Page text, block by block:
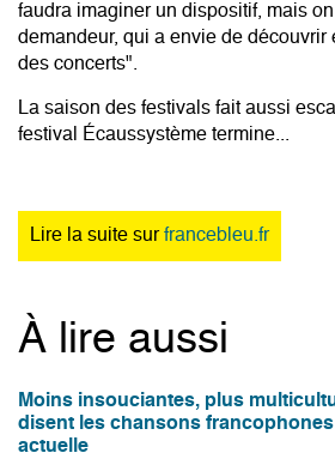
faudra imaginer un dispositif, mais
demandeur, qui a envie de découvrir
des concerts".
La saison des festivals fait aussi
festival Écaussystème termine...
Lire la suite surfrancebleu.fr
À lire aussi
Moins insouciantes, plus
disent les chansons
actuelle